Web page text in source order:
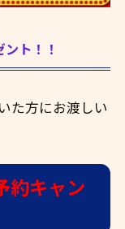
ト！！
た方にお渡しい
約キャン